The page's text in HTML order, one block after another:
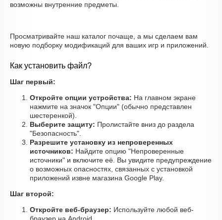
возможны внутренние предметы.
Просматривайте наш каталог почаще, а мы сделаем вам
новую подборку модификаций для ваших игр и приложений.
Как установить файл?
Шаг первый:
Откройте опции устройства: На главном экране
нажмите на значок "Опции" (обычно представлен
шестеренкой).
Выберите защиту: Пролистайте вниз до раздела
"Безопасность".
Разрешите установку из непроверенных
источников: Найдите опцию "Непроверенные
источники" и включите её. Вы увидите предупреждение
о возможных опасностях, связанных с установкой
приложений извне магазина Google Play.
Шаг второй:
Откройте веб-браузер: Используйте любой веб-